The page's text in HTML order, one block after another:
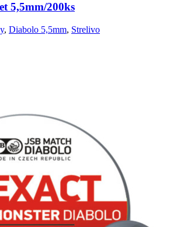
5,5mm/200ks
, Diabolo 5,5mm, Strelivo